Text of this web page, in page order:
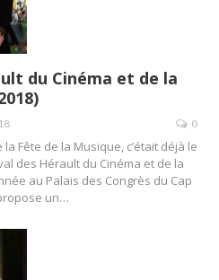
du Cinéma et de la
0
Fête de la Musique, c’était déjà le
des Hérault du Cinéma et de la
au Palais des Congrès du Cap
un…